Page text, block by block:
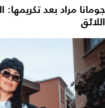
جومانا مراد بعد
اللائق